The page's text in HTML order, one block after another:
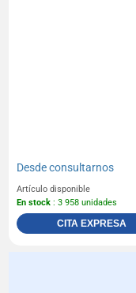
Desdeconsultarnos
Artículo disponible
En stock : 3 958 unidades
CITA EXPRESA